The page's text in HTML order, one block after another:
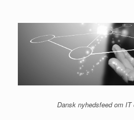
indhold
Dansk nyhedsfeed om IT